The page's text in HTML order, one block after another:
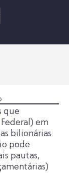
que
em
bilionárias
pode
pautas,